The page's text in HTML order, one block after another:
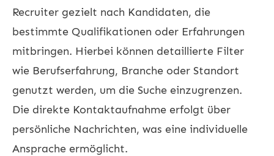
Recruiter gezielt nach Kandidaten, die
bestimmte Qualifikationen oder Erfahrungen
mitbringen. Hierbei können detaillierte Filter
wie Berufserfahrung, Branche oder Standort
genutzt werden, um die Suche einzugrenzen.
Die direkte Kontaktaufnahme erfolgt über
persönliche Nachrichten, was eine individuelle
Ansprache ermöglicht.